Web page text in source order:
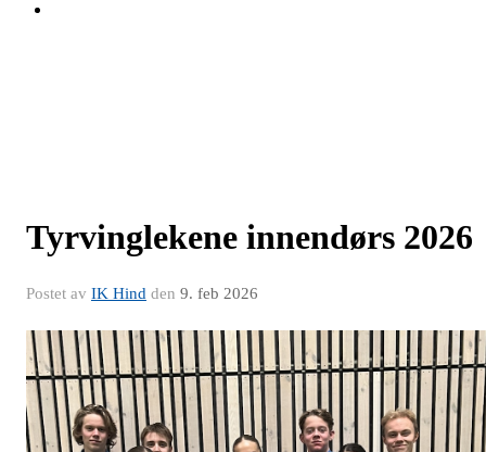
Tyrvinglekene innendørs 2026
Postet av IK Hind den 9. feb 2026